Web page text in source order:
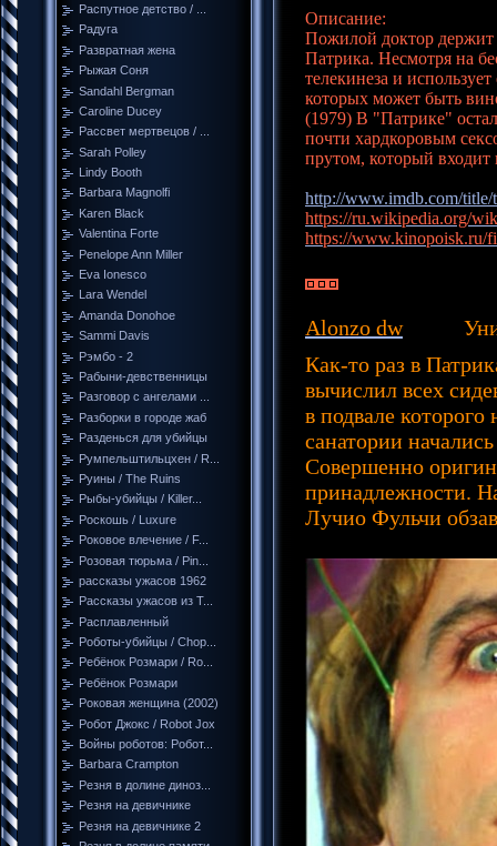
Распутное детство / ...
Радуга
Развратная жена
Рыжая Соня
Sandahl Bergman
Caroline Ducey
Рассвет мертвецов / ...
Sarah Polley
Lindy Booth
Barbara Magnolfi
Karen Black
Valentina Forte
Penelope Ann Miller
Eva Ionesco
Lara Wendel
Amanda Donohoe
Sammi Davis
Рэмбо - 2
Рабыни-девственницы
Разговор с ангелами ...
Разборки в городе жаб
Разденься для убийцы
Румпельштильцхен / R...
Руины / The Ruins
Рыбы-убийцы / Killer...
Роскошь / Luxure
Роковое влечение / F...
Розовая тюрьма / Pin...
рассказы ужасов 1962
Рассказы ужасов из Т...
Расплавленный
Роботы-убийцы / Chop...
Ребёнок Розмари / Ro...
Ребёнок Розмари
Роковая женщина (2002)
Робот Джокс / Robot Jox
Войны роботов: Робот...
Barbara Crampton
Резня в долине диноз...
Резня на девичнике
Резня на девичнике 2
Описание:
Пожилой доктор держит
Патрика. Несмотря на
телекинеза и
которых может быть
(1979) В "Патрике"
почти хардкоровым
прутом, который входит
http://www.imdb.com/title/
https://ru.wikipedia.org/
https://www.kinopoisk.ru/
Alonzo dw
Как-то раз в
вычислил всех
в подвале
санатории
Совершенно
принадлежности.
Лучио Фульчи